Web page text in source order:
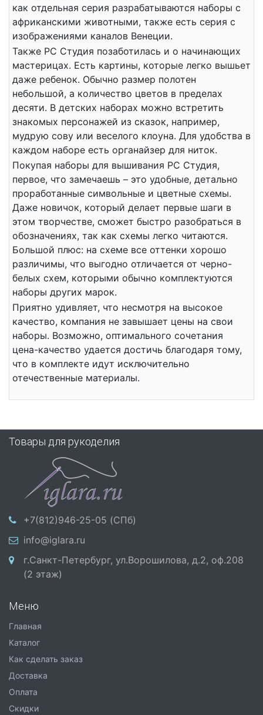
как отдельная серия разрабатываются наборы с
африканскими животными, также есть серия с
изображениями каналов Венеции.
Также РС Студия позаботилась и о начинающих
мастерицах. Есть картины, которые легко вышьет
даже ребенок. Обычно размер полотен
небольшой, а количество цветов в пределах
десяти. В детских наборах можно встретить
знакомых персонажей из сказок, например,
мудрую сову или веселого клоуна. Для удобства в
каждом наборе есть органайзер для ниток.
Покупая наборы для вышивания РС Студия,
первое, что замечаешь – это удобные, детально
проработанные символьные и цветные схемы.
Даже новичок, который делает первые шаги в
этом творчестве, сможет быстро разобраться в
обозначениях, так как схемы легко читаются.
Большой плюс: на схеме все оттенки хорошо
различимы, что выгодно отличается от черно-
белых схем, которыми обычно комплектуются
наборы других марок.
Приятно удивляет, что несмотря на высокое
качество, компания не завышает цены на свои
наборы. Возможно, оптимального сочетания
цена-качество удается достичь благодаря тому,
что в комплекте идут исключительно
отечественные материалы.
Товары для рукоделия
+7(812)946-25-05 (СПб)
info@iglara.ru
г.Санкт-Петербург, ул.Ворошилова, д.2, оф.208
(2 этаж)
Меню
Главная
Каталог
Как сделать заказ
Доставка
Оплата
Скидки